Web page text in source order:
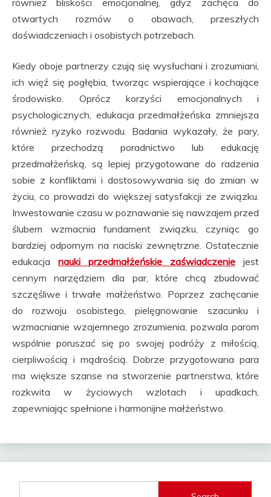
również bliskości emocjonalnej, gdyż zachęca do
otwartych rozmów o obawach, przeszłych
doświadczeniach i osobistych potrzebach.
Kiedy oboje partnerzy czują się wysłuchani i zrozumiani,
ich więź się pogłębia, tworząc wspierające i kochające
środowisko. Oprócz korzyści emocjonalnych i
psychologicznych, edukacja przedmałżeńska zmniejsza
również ryzyko rozwodu. Badania wykazały, że pary,
które przechodzą poradnictwo lub edukację
przedmałżeńską, są lepiej przygotowane do radzenia
sobie z konfliktami i dostosowywania się do zmian w
życiu, co prowadzi do większej satysfakcji ze związku.
Inwestowanie czasu w poznawanie się nawzajem przed
ślubem wzmacnia fundament związku, czyniąc go
bardziej odpornym na naciski zewnętrzne. Ostatecznie
edukacja nauki przedmałżeńskie zaświadczenie jest
cennym narzędziem dla par, które chcą zbudować
szczęśliwe i trwałe małżeństwo. Poprzez zachęcanie
do rozwoju osobistego, pielęgnowanie szacunku i
wzmacnianie wzajemnego zrozumienia, pozwala parom
wspólnie poruszać się po swojej podróży z miłością,
cierpliwością i mądrością. Dobrze przygotowana para
ma większe szanse na stworzenie partnerstwa, które
rozkwita w życiowych wzlotach i upadkach,
zapewniając spełnione i harmonijne małżeństwo.